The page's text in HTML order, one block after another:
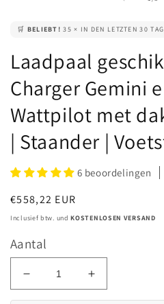
🛒 BELIEBT! 35 × IN DEN LETZTEN 30
Laadpaal
Charger Gemini
Wattpilot met
| Staander |
6 beoordelingen
Normale
prijs
€558,22 EUR
Inclusief btw. undKOSTENLOSEN VERSAND
Aantal
Aantal
verlagen
Aantal
verhogen